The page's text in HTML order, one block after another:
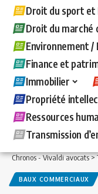
Droit du sport et
Droit du marché
Environnement /
Finance et
Immobilier
Propriété
Ressources
Transmission
Chronos - Vivaldi avocats>
BAUX COMMERCIAUX